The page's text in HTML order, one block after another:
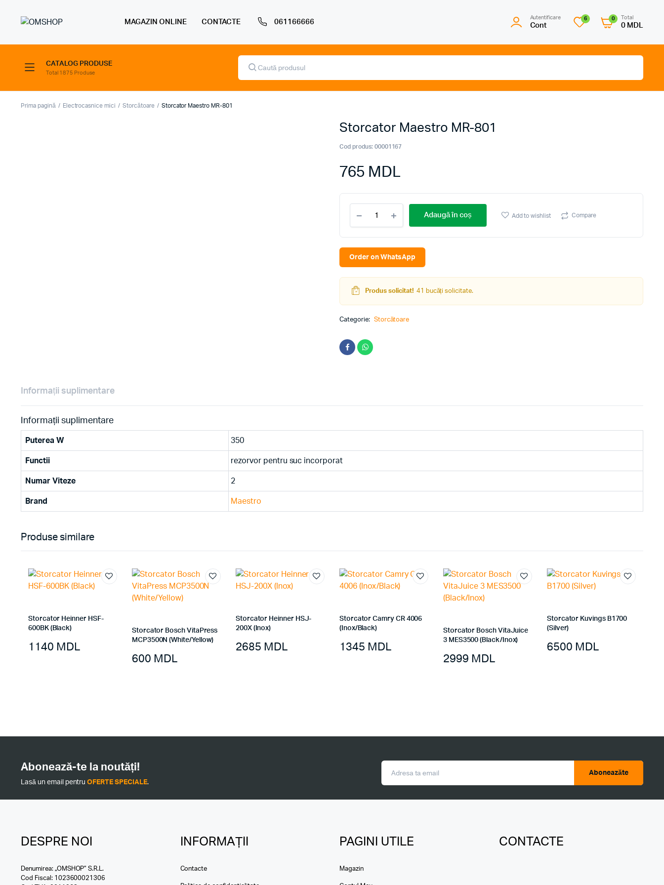
MAGAZIN ONLINE CONTACTE 061166666
Autentificare
Cont
6 0 Total
0 MDL
CATALOG PRODUSE
Total 1875 Produse
Products
search
Prima pagină Electrocasnice mici Storcătoare Storcator Maestro MR-801
Storcator Maestro MR-801
Cod produs: 00001167
765 MDL
Maestro
MR-
801
Adaugă în coș Add to wishlist Compare
Order on WhatsApp
Produs solicitat! 41 bucăți solicitate.
Categorie: Storcătoare
Informații suplimentare
Informații suplimentare
Puterea W 350
Functii rezorvor pentru suc incorporat
Numar Viteze 2
Brand Maestro
Produse similare
Storcator Heinner HSF-
600BK (Black)
1140 MDL
Storcator Bosch VitaPress
MCP3500N (White/Yellow)
600 MDL
Storcator Heinner HSJ-
200X (Inox)
2685 MDL
Storcator Camry CR 4006
(Inox/Black)
1345 MDL
Storcator Bosch VitaJuice
3 MES3500 (Black/Inox)
2999 MDL
Storcator Kuvings B1700
(Silver)
6500 MDL
Abonează-te la noutăți!
Lasă un email pentruOFERTE SPECIALE.
Aboneazăte
DESPRE NOI
Denumirea: „OMSHOP” S.R.L.
Cod Fiscal: 1023600021306
INFORMAȚII
Contacte
PAGINI UTILE
Magazin
CONTACTE